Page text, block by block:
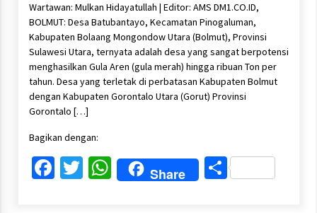
Wartawan: Mulkan Hidayatullah | Editor: AMS DM1.CO.ID,
BOLMUT: Desa Batubantayo, Kecamatan Pinogaluman,
Kabupaten Bolaang Mongondow Utara (Bolmut), Provinsi
Sulawesi Utara, ternyata adalah desa yang sangat berpotensi
menghasilkan Gula Aren (gula merah) hingga ribuan Ton per
tahun. Desa yang terletak di perbatasan Kabupaten Bolmut
dengan Kabupaten Gorontalo Utara (Gorut) Provinsi
Gorontalo […]
Bagikan dengan:
Facebook
Twitter
WhatsApp
Share Share